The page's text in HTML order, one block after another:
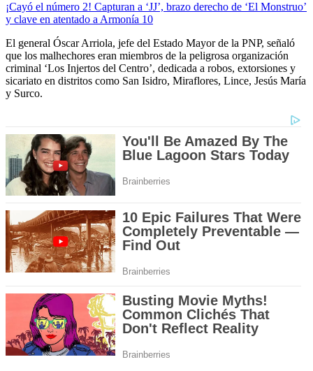
¡Cayó el número 2! Capturan a ‘JJ’, brazo derecho de ‘El Monstruo’
y clave en atentado a Armonía 10
El general Óscar Arriola, jefe del Estado Mayor de la PNP, señaló
que los malhechores eran miembros de la peligrosa organización
criminal ‘Los Injertos del Centro’, dedicada a robos, extorsiones y
sicariato en distritos como San Isidro, Miraflores, Lince, Jesús María
y Surco.